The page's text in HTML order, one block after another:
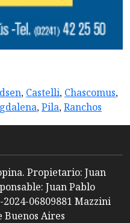
, Castelli, Chascomus,
,Pila,Ranchos
Propietario: Juan
Juan Pablo
06809881 Mazzini
Buenos Aires